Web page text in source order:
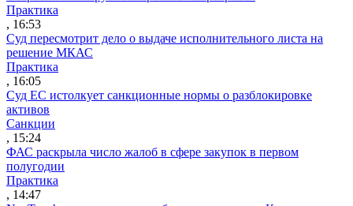
Практика
, 16:53
Суд пересмотрит дело о выдаче исполнительного листа на
решение МКАС
Практика
, 16:05
Суд ЕС истолкует санкционные нормы о разблокировке
активов
Санкции
, 15:24
ФАС раскрыла число жалоб в сфере закупок в первом
полугодии
Практика
, 14:47